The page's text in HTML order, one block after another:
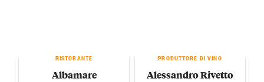
RISTORANTE
Albamare
PRODUTTORE DI VINO
Alessandro Rivetto